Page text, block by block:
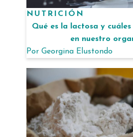
NUTRICIÓN
Qué es la lactosa y
en nuestro
Por Georgina Elustondo